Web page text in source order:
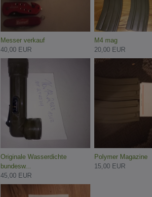
Messer verkauf
40,00 EUR
M4 mag
20,00 EUR
Originale Wasserdichte
bundesw...
45,00 EUR
Polymer Magazine
15,00 EUR